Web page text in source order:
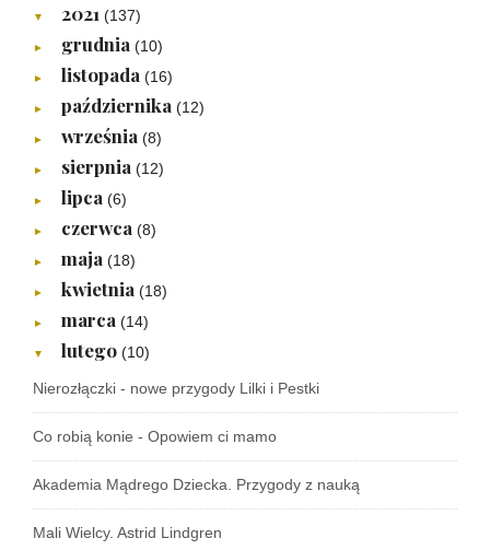
▼ 2021 (137)
► grudnia (10)
► listopada (16)
► października (12)
► września (8)
► sierpnia (12)
► lipca (6)
► czerwca (8)
► maja (18)
► kwietnia (18)
► marca (14)
▼ lutego (10)
Nierozłączki - nowe przygody Lilki i Pestki
Co robią konie - Opowiem ci mamo
Akademia Mądrego Dziecka. Przygody z nauką
Mali Wielcy. Astrid Lindgren